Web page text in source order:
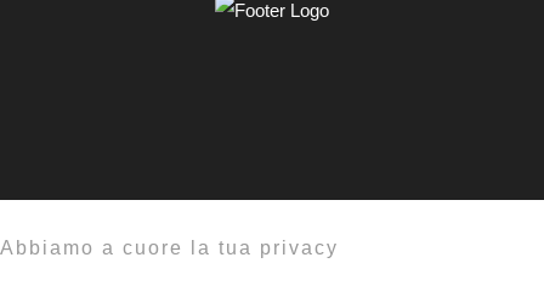
Abbiamo a cuore la tua privacy